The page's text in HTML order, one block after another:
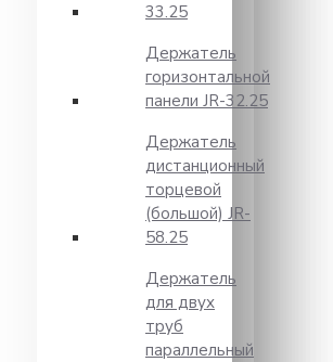
33.25
Держатель
горизонтальной
панели JR-32.25
Держатель
дистанционный
торцевой
(большой) JR-
58.25
Держатель
для двух
труб
параллельный